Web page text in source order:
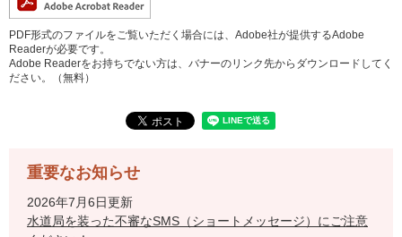
PDF形式のファイルをご覧いただく場合には、Adobe社が提供するAdobe
Readerが必要です。
Adobe Readerをお持ちでない方は、バナーのリンク先からダウンロードしてく
ださい。（無料）
重要なお知らせ
2026年7月6日更新
水道局を装った不審なSMS（ショートメッセージ）にご注意